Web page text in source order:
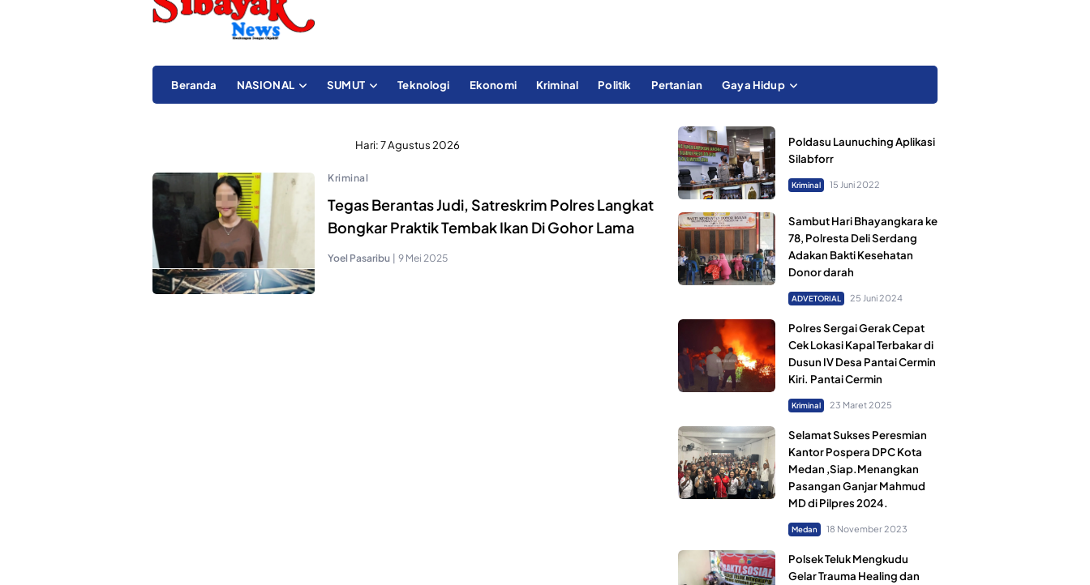
Beranda NASIONAL SUMUT Teknologi Ekonomi Kriminal Politik Pertanian Gaya Hidup
Hari:7 Agustus 2026
Kriminal
Tegas Berantas Judi, Satreskrim Polres Langkat
Bongkar Praktik Tembak Ikan Di Gohor Lama
Yoel Pasaribu 9 Mei 2025
Poldasu Launuching Aplikasi
Silabforr
Kriminal 15 Juni 2022
Sambut Hari Bhayangkara ke
78, Polresta Deli Serdang
Adakan Bakti Kesehatan
Donor darah
ADVETORIAL 25 Juni 2024
Polres Sergai Gerak Cepat
Cek Lokasi Kapal Terbakar di
Dusun IV Desa Pantai Cermin
Kiri. Pantai Cermin
Kriminal 23 Maret 2025
Selamat Sukses Peresmian
Kantor Pospera DPC Kota
Medan ,Siap.Menangkan
Pasangan Ganjar Mahmud
MD di Pilpres 2024.
Medan 18 November 2023
Polsek Teluk Mengkudu
Gelar Trauma Healing dan